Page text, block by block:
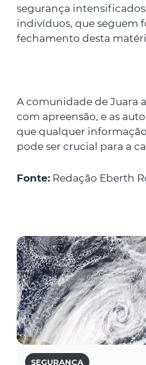
segurança
indivíduos, que seguem
fechamento desta
A comunidade de Juara
com apreensão, e as
que qualquer
pode ser crucial para a
Fonte: Redação Eberth
SEGURANÇA